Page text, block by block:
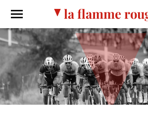
la flamme